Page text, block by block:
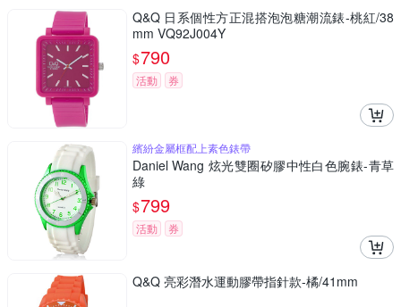
Q&Q 日系個性方正混搭泡泡糖潮流錶-桃紅/38
mm VQ92J004Y
$790
活動 券
繽紛金屬框配上素色錶帶
Daniel Wang 炫光雙圈矽膠中性白色腕錶-青草
綠
$799
活動 券
Q&Q 亮彩潛水運動膠帶指針款-橘/41mm